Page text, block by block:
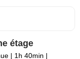
étage
| 1h 40min |